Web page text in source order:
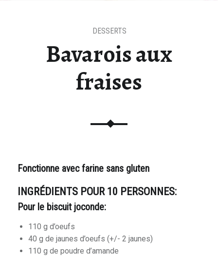
Bavarois aux
fraises
DESSERTS
Fonctionne avec farine sans gluten
INGRÉDIENTS POUR 10 PERSONNES:
Pour le biscuit joconde:
110 g d’oeufs
40 g de jaunes d’oeufs (+/- 2 jaunes)
110 g de poudre d’amande